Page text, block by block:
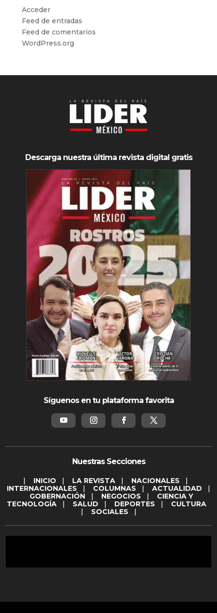
Acceder
Feed de entradas
Feed de comentarios
WordPress.org
Descarga nuestra última revista digital gratis
Síguenos en tu plataforma favorita
Nuestras Secciones
| INICIO | LA REVISTA | NACIONALES |
INTERNACIONALES | COLUMNAS | ACTUALIDAD |
GOBERNACIÓN | NEGOCIOS | CIENCIA Y
TECNOLOGÍA | SALUD | DEPORTES | CULTURA
| SOCIALES |